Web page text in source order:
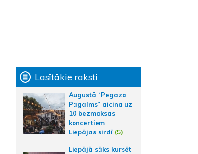
Lasītākie raksti
Augustā “Pegaza
Pagalms” aicina uz
10 bezmaksas
koncertiem
Liepājas sirdī (5)
Liepājā sāks kursēt